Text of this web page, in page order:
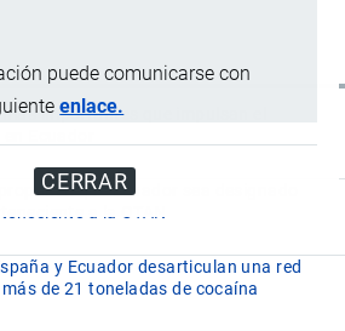
puede comunicarse con
enlace.
CERRAR
importantes que impulsan el
Ecuador
que Ecuador sea designado
a la OTAN
y Ecuador desarticulan una red
de 21 toneladas de cocaína